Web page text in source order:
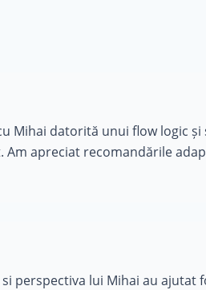
Mihai datorită unui flow logic
apreciat recomandările
perspectiva lui Mihai au ajutat